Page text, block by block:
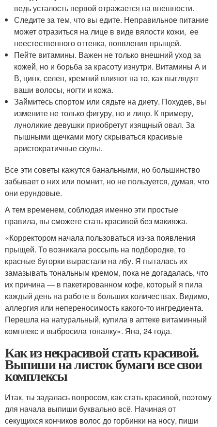
ведь усталость первой отражается на внешности.
Следите за тем, что вы едите. Неправильное питание
может отразиться на лице в виде вялости кожи, ее
неестественного оттенка, появления прыщей.
Пейте витамины. Важен не только внешний уход за
кожей, но и борьба за красоту изнутри. Витамины А и
В, цинк, селен, кремний влияют на то, как выглядят
ваши волосы, ногти и кожа.
Займитесь спортом или сядьте на диету. Похудев, вы
измените не только фигуру, но и лицо. К примеру,
луноликие девушки приобретут изящный овал. За
пышными щечками могу скрываться красивые
аристократичные скулы.
Все эти советы кажутся банальными, но большинство
забывает о них или помнит, но не пользуется, думая, что
они ерундовые.
А тем временем, соблюдая именно эти простые
правила, вы сможете стать красивой без макияжа.
«Корректором начала пользоваться из-за появления
прыщей. То возникала россыпь на подбородке, то
красные бугорки вырастали на лбу. Я пыталась их
замазывать тональным кремом, пока не догадалась, что
их причина — в пакетированном кофе, который я пила
каждый день на работе в больших количествах. Видимо,
аллергия или непереносимость какого-то ингредиента.
Перешла на натуральный, купила в аптеке витаминный
комплекс и выбросила тоналку». Яна, 24 года.
Как из некрасивой стать красивой.
Выпиши на листок бумаги все свои
комплексы
Итак, ты задалась вопросом, как стать красивой, поэтому
для начала выпиши буквально всё. Начиная от
секущихся кончиков волос до горбинки на носу, пиши